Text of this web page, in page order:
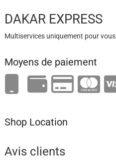
DAKAR EXPRESS
Multiservices uniquement pour vous
Moyens de paiement
Shop Location
Avis clients